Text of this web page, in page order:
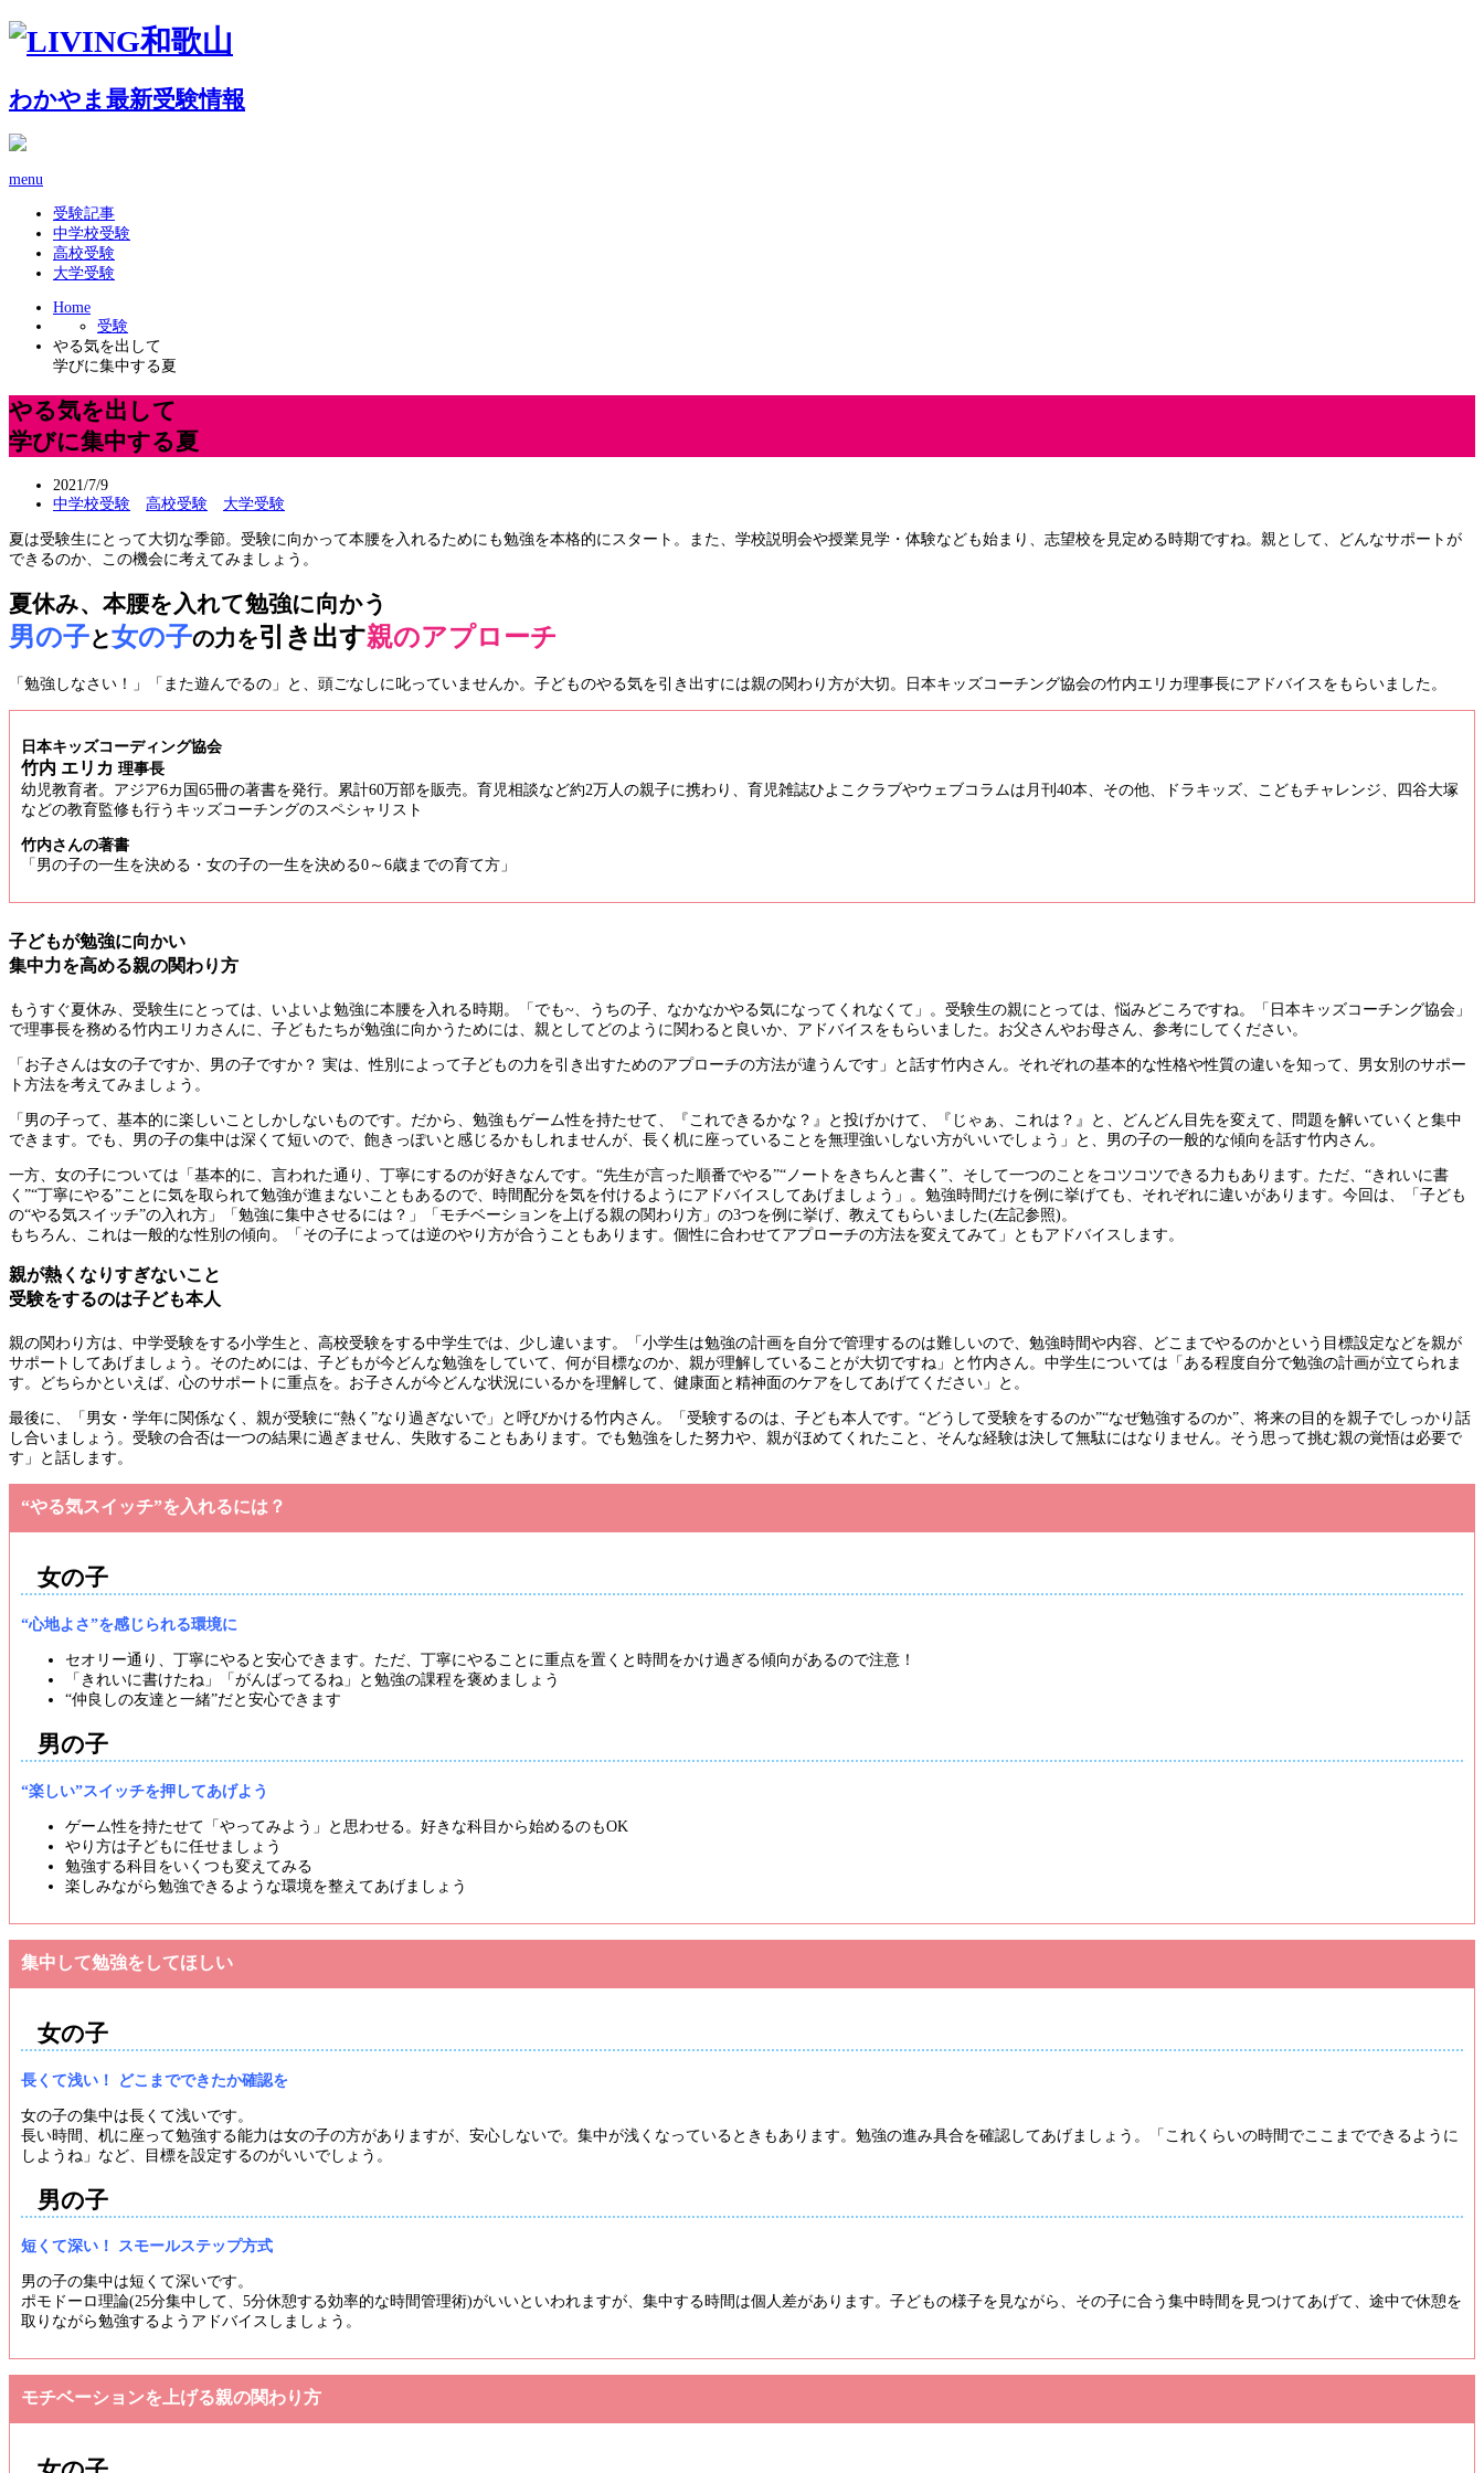
わかやま最新受験情報
menu
受験記事
中学校受験
高校受験
大学受験
Home
受験
やる気を出して
学びに集中する夏
やる気を出して
学びに集中する夏
2021/7/9
中学校受験
高校受験 大学受験
夏は受験生にとって大切な季節。受験に向かって本腰を入れるためにも勉強を本格的にスタート。また、学校説明会や授業見学・体験なども始まり、志望校を見定める時期ですね。親として、どんなサポートが
できるのか、この機会に考えてみましょう。
夏休み、本腰を入れて勉強に向かう
男の子と女の子の力を引き出す親のアプローチ
「勉強しなさい！」「また遊んでるの」と、頭ごなしに叱っていませんか。子どものやる気を引き出すには親の関わり方が大切。日本キッズコーチング協会の竹内エリカ理事長にアドバイスをもらいました。
日本キッズコーディング協会
竹内 エリカ 理事長
幼児教育者。アジア6カ国65冊の著書を発行。累計60万部を販売。育児相談など約2万人の親子に携わり、育児雑誌ひよこクラブやウェブコラムは月刊40本、その他、ドラキッズ、こどもチャレンジ、四谷大塚
などの教育監修も行うキッズコーチングのスペシャリスト
竹内さんの著書
「男の子の一生を決める・女の子の一生を決める0～6歳までの育て方」
子どもが勉強に向かい
集中力を高める親の関わり方
もうすぐ夏休み、受験生にとっては、いよいよ勉強に本腰を入れる時期。「でも~、うちの子、なかなかやる気になってくれなくて」。受験生の親にとっては、悩みどころですね。「日本キッズコーチング協会」
で理事長を務める竹内エリカさんに、子どもたちが勉強に向かうためには、親としてどのように関わると良いか、アドバイスをもらいました。お父さんやお母さん、参考にしてください。
「お子さんは女の子ですか、男の子ですか？ 実は、性別によって子どもの力を引き出すためのアプローチの方法が違うんです」と話す竹内さん。それぞれの基本的な性格や性質の違いを知って、男女別のサポー
ト方法を考えてみましょう。
「男の子って、基本的に楽しいことしかしないものです。だから、勉強もゲーム性を持たせて、『これできるかな？』と投げかけて、『じゃぁ、これは？』と、どんどん目先を変えて、問題を解いていくと集中
できます。でも、男の子の集中は深くて短いので、飽きっぽいと感じるかもしれませんが、長く机に座っていることを無理強いしない方がいいでしょう」と、男の子の一般的な傾向を話す竹内さん。
一方、女の子については「基本的に、言われた通り、丁寧にするのが好きなんです。“先生が言った順番でやる”“ノートをきちんと書く”、そして一つのことをコツコツできる力もあります。ただ、“きれいに書
く”“丁寧にやる”ことに気を取られて勉強が進まないこともあるので、時間配分を気を付けるようにアドバイスしてあげましょう」。勉強時間だけを例に挙げても、それぞれに違いがあります。今回は、「子ども
の“やる気スイッチ”の入れ方」「勉強に集中させるには？」「モチベーションを上げる親の関わり方」の3つを例に挙げ、教えてもらいました(左記参照)。
もちろん、これは一般的な性別の傾向。「その子によっては逆のやり方が合うこともあります。個性に合わせてアプローチの方法を変えてみて」ともアドバイスします。
親が熱くなりすぎないこと
受験をするのは子ども本人
親の関わり方は、中学受験をする小学生と、高校受験をする中学生では、少し違います。「小学生は勉強の計画を自分で管理するのは難しいので、勉強時間や内容、どこまでやるのかという目標設定などを親が
サポートしてあげましょう。そのためには、子どもが今どんな勉強をしていて、何が目標なのか、親が理解していることが大切ですね」と竹内さん。中学生については「ある程度自分で勉強の計画が立てられま
す。どちらかといえば、心のサポートに重点を。お子さんが今どんな状況にいるかを理解して、健康面と精神面のケアをしてあげてください」と。
最後に、「男女・学年に関係なく、親が受験に“熱く”なり過ぎないで」と呼びかける竹内さん。「受験するのは、子ども本人です。“どうして受験をするのか”“なぜ勉強するのか”、将来の目的を親子でしっかり話
し合いましょう。受験の合否は一つの結果に過ぎません、失敗することもあります。でも勉強をした努力や、親がほめてくれたこと、そんな経験は決して無駄にはなりません。そう思って挑む親の覚悟は必要で
す」と話します。
“やる気スイッチ”を入れるには？
女の子
“心地よさ”を感じられる環境に
セオリー通り、丁寧にやると安心できます。ただ、丁寧にやることに重点を置くと時間をかけ過ぎる傾向があるので注意！
「きれいに書けたね」「がんばってるね」と勉強の課程を褒めましょう
“仲良しの友達と一緒”だと安心できます
男の子
“楽しい”スイッチを押してあげよう
ゲーム性を持たせて「やってみよう」と思わせる。好きな科目から始めるのもOK
やり方は子どもに任せましょう
勉強する科目をいくつも変えてみる
楽しみながら勉強できるような環境を整えてあげましょう
集中して勉強をしてほしい
女の子
長くて浅い！ どこまでできたか確認を
女の子の集中は長くて浅いです。
長い時間、机に座って勉強する能力は女の子の方がありますが、安心しないで。集中が浅くなっているときもあります。勉強の進み具合を確認してあげましょう。「これくらいの時間でここまでできるように
しようね」など、目標を設定するのがいいでしょう。
男の子
短くて深い！ スモールステップ方式
男の子の集中は短くて深いです。
ポモドーロ理論(25分集中して、5分休憩する効率的な時間管理術)がいいといわれますが、集中する時間は個人差があります。子どもの様子を見ながら、その子に合う集中時間を見つけてあげて、途中で休憩を
取りながら勉強するようアドバイスしましょう。
モチベーションを上げる親の関わり方